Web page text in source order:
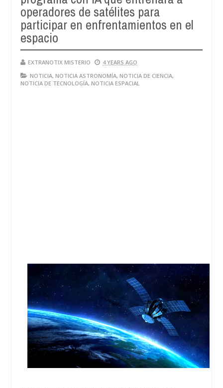
operadores de satélites para
participar en enfrentamientos en el
espacio
EXTRANOTIX MISTERIO
4 YEARS AGO
NOTICIA, NOTICIA ASTRONOMÍA, NOTICIA DE CIENCIA,
NOTICIA DE TECNOLOGÍA, NOTICIA ESPACIAL